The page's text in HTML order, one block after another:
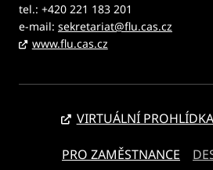
tel.: +420 221 183 201
e-mail: sekretariat@flu.cas.cz
www.flu.cas.cz
VIRTUÁLNÍ PROHLÍDKA
PRO ZAMĚSTNANCE